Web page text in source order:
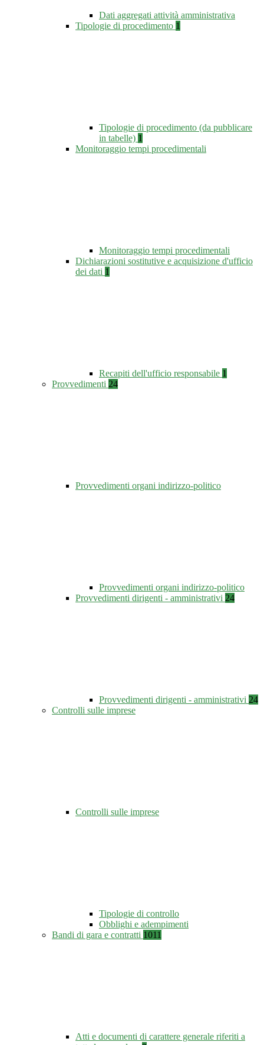
Dati aggregati attività amministrativa
Tipologie di procedimento 1
Tipologie di procedimento (da pubblicare
in tabelle) 1
Monitoraggio tempi procedimentali
Monitoraggio tempi procedimentali
Dichiarazioni sostitutive e acquisizione d'ufficio
dei dati 1
Recapiti dell'ufficio responsabile 1
Provvedimenti 24
Provvedimenti organi indirizzo-politico
Provvedimenti organi indirizzo-politico
Provvedimenti dirigenti - amministrativi 24
Provvedimenti dirigenti - amministrativi 24
Controlli sulle imprese
Controlli sulle imprese
Tipologie di controllo
Obblighi e adempimenti
Bandi di gara e contratti 1011
Atti e documenti di carattere generale riferiti a